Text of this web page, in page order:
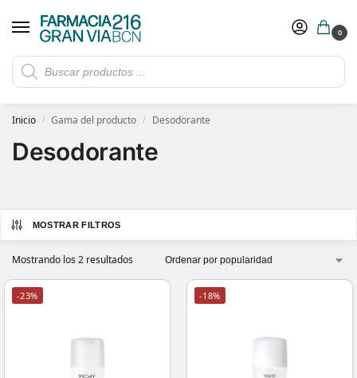
0
Rebajas de verano hasta -30%
​ 5€ de descuento con el cupón 5GRANVIA (compras superiores a 150€)
Inicio / Gama del producto / Desodorante
Desodorante
MOSTRAR FILTROS
Mostrando los 2 resultados
-23% -18%